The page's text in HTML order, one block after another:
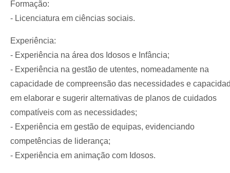
Formação:
- Licenciatura em ciências sociais.
Experiência:
- Experiência na área dos Idosos e Infância;
- Experiência na gestão de utentes, nomeadamente na
capacidade de compreensão das necessidades e
em elaborar e sugerir alternativas de planos de cuidados
compatíveis com as necessidades;
- Experiência em gestão de equipas, evidenciando
competências de liderança;
- Experiência em animação com Idosos.